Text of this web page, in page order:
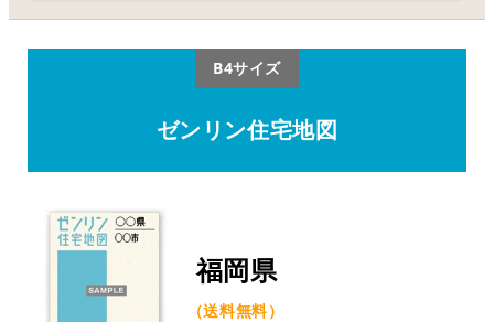
B4サイズ
ゼンリン住宅地図
福岡県
（送料無料）